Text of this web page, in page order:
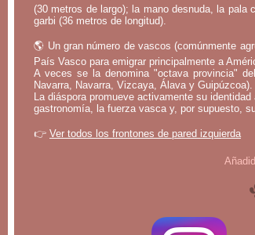
(30 metros de largo); la mano desnuda, la
garbi (36 metros de longitud).
🌎 Un gran número de vascos (comúnmente
País Vasco para emigrar principalmente a
A veces se la denomina "octava provincia"
Navarra, Navarra, Vizcaya, Álava y Guipúzcoa).
La diáspora promueve activamente su
gastronomía, la fuerza vasca y, por supuesto,
👉 Ver todos los frontones de pared izquierda